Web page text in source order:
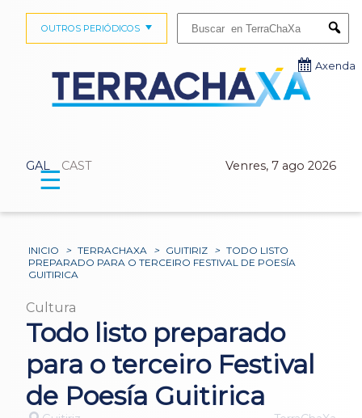
GAL CAST Venres, 7 ago 2026
OUTROS PERIÓDICOS
Axenda
☰
INICIO > TERRACHAXA > GUITIRIZ > TODO LISTO
PREPARADO PARA O TERCEIRO FESTIVAL DE POESÍA
GUITIRICA
Cultura
Todo listo preparado
para o terceiro Festival
de Poesía Guitirica